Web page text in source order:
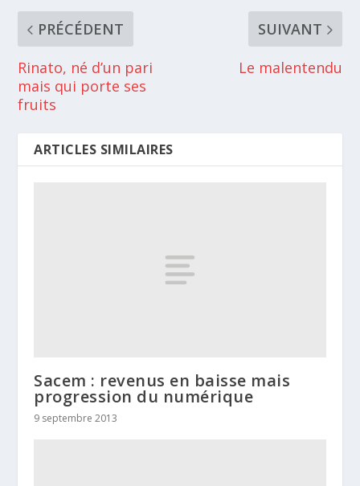
PRÉCÉDENT
Rinato, né d’un pari
mais qui porte ses
fruits
SUIVANT
Le malentendu
ARTICLES SIMILAIRES
Sacem : revenus en baisse mais
progression du numérique
9 septembre 2013